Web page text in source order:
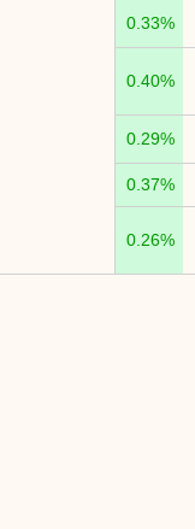
0.33%
0.40%
0.29%
0.37%
0.26%